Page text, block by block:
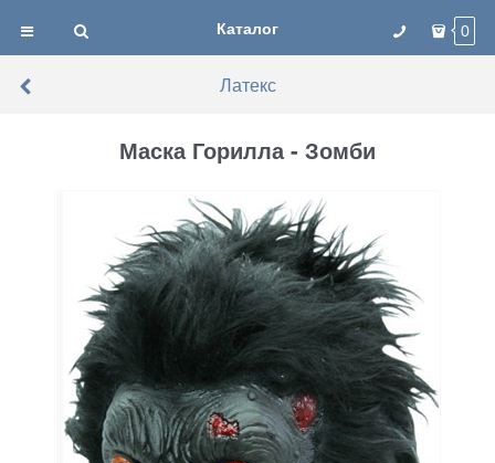
Каталог 0
Латекс
Маска Горилла - Зомби